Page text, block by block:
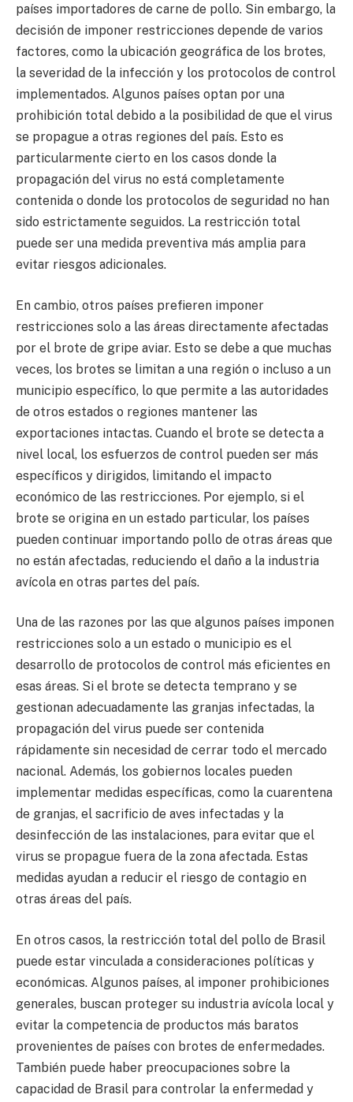
países importadores de carne de pollo. Sin embargo, la
decisión de imponer restricciones depende de varios
factores, como la ubicación geográfica de los brotes,
la severidad de la infección y los protocolos de control
implementados. Algunos países optan por una
prohibición total debido a la posibilidad de que el virus
se propague a otras regiones del país. Esto es
particularmente cierto en los casos donde la
propagación del virus no está completamente
contenida o donde los protocolos de seguridad no han
sido estrictamente seguidos. La restricción total
puede ser una medida preventiva más amplia para
evitar riesgos adicionales.
En cambio, otros países prefieren imponer
restricciones solo a las áreas directamente afectadas
por el brote de gripe aviar. Esto se debe a que muchas
veces, los brotes se limitan a una región o incluso a un
municipio específico, lo que permite a las autoridades
de otros estados o regiones mantener las
exportaciones intactas. Cuando el brote se detecta a
nivel local, los esfuerzos de control pueden ser más
específicos y dirigidos, limitando el impacto
económico de las restricciones. Por ejemplo, si el
brote se origina en un estado particular, los países
pueden continuar importando pollo de otras áreas que
no están afectadas, reduciendo el daño a la industria
avícola en otras partes del país.
Una de las razones por las que algunos países imponen
restricciones solo a un estado o municipio es el
desarrollo de protocolos de control más eficientes en
esas áreas. Si el brote se detecta temprano y se
gestionan adecuadamente las granjas infectadas, la
propagación del virus puede ser contenida
rápidamente sin necesidad de cerrar todo el mercado
nacional. Además, los gobiernos locales pueden
implementar medidas específicas, como la cuarentena
de granjas, el sacrificio de aves infectadas y la
desinfección de las instalaciones, para evitar que el
virus se propague fuera de la zona afectada. Estas
medidas ayudan a reducir el riesgo de contagio en
otras áreas del país.
En otros casos, la restricción total del pollo de Brasil
puede estar vinculada a consideraciones políticas y
económicas. Algunos países, al imponer prohibiciones
generales, buscan proteger su industria avícola local y
evitar la competencia de productos más baratos
provenientes de países con brotes de enfermedades.
También puede haber preocupaciones sobre la
capacidad de Brasil para controlar la enfermedad y